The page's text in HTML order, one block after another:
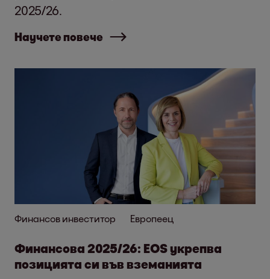
2025/26.
Научете повече
Финансов инвеститор Европеец
Финансова 2025/26: EOS укрепва
позицията си във вземанията